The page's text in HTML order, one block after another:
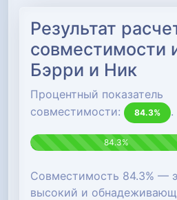
Результат
совместимости
Бэрри и Ник
Процентный показатель
совместимости:
84.3% .
84.3%
Совместимость 84.3% —
высокий и